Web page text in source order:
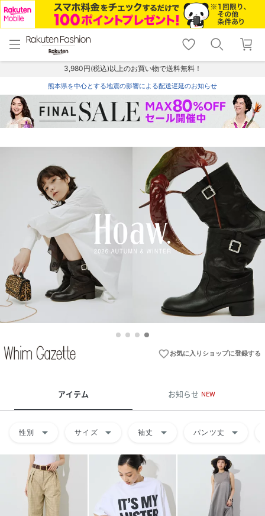
menu home
トップ
shopping_cart lock_outline
ログイン
3,980円(税込)以上のお買い物で送料無料！
熊本県を中心とする地震の影響による配送遅延のお知らせ
favorite_borderお気に入りショップに登録する
アイテム お知らせ NEW
性別 arrow_drop_down サイズ arrow_drop_down 袖丈 arrow_drop_down パンツ丈 arrow_drop_down